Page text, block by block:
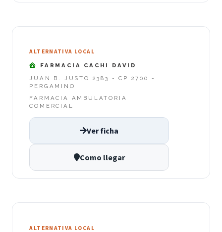
ALTERNATIVA LOCAL
FARMACIA CACHI DAVID
JUAN B. JUSTO 2383 - CP 2700 -
PERGAMINO
FARMACIA AMBULATORIA
COMERCIAL
Ver ficha
Como llegar
ALTERNATIVA LOCAL